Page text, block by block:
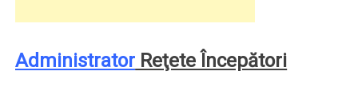
Administrator Reţete Începători